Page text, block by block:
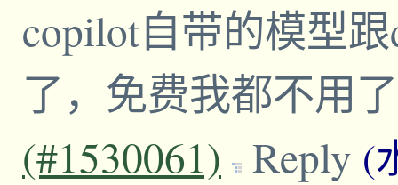
copilot自带的模型
了，免费我都不用
(#1530061) Reply (